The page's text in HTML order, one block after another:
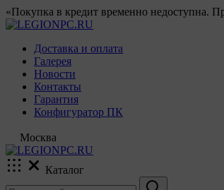
«Покупка в кредит временно недоступна.
Доставка и оплата
Галерея
Новости
Контакты
Гарантия
Конфигуратор ПК
Москва
Каталог